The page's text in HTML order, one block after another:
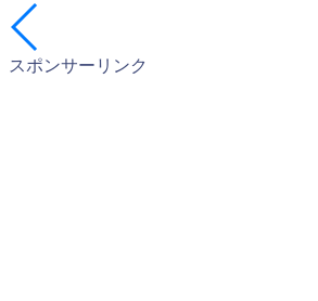
スポンサーリンク